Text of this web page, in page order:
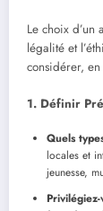
Le choix
légalité et
considérer, en
1. Définir
Quels
locales et
jeunesse,